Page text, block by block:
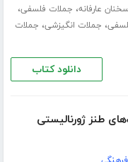
سخنان عارفانه، جملات فلسفی،
، جملات انگیزشی، جملات
دانلود کتاب
طنز ژورنالیستی